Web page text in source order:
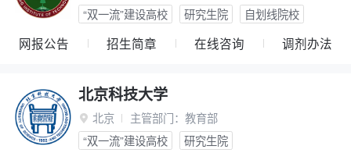
“双一流”建设高校
研究生院 自划线院校
网报公告 招生简章 在线咨询 调剂办法
北京科技大学
 北京 主管部门： 教育部
“双一流”建设高校
研究生院